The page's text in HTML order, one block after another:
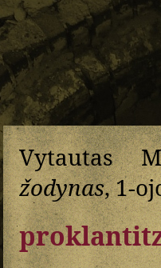
Vytautas
žodynas, 1-